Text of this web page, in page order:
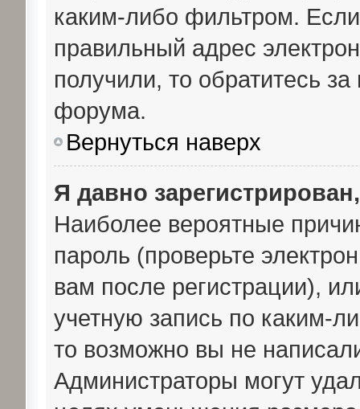
каким-либо фильтром.
правильный адрес
получили, то обратитесь
форума.
Вернуться наверх
Я давно
Наиболее вероятные
пароль (проверьте
вам после регистрации),
учетную запись по каким-
то возможно вы не
Администраторы могут